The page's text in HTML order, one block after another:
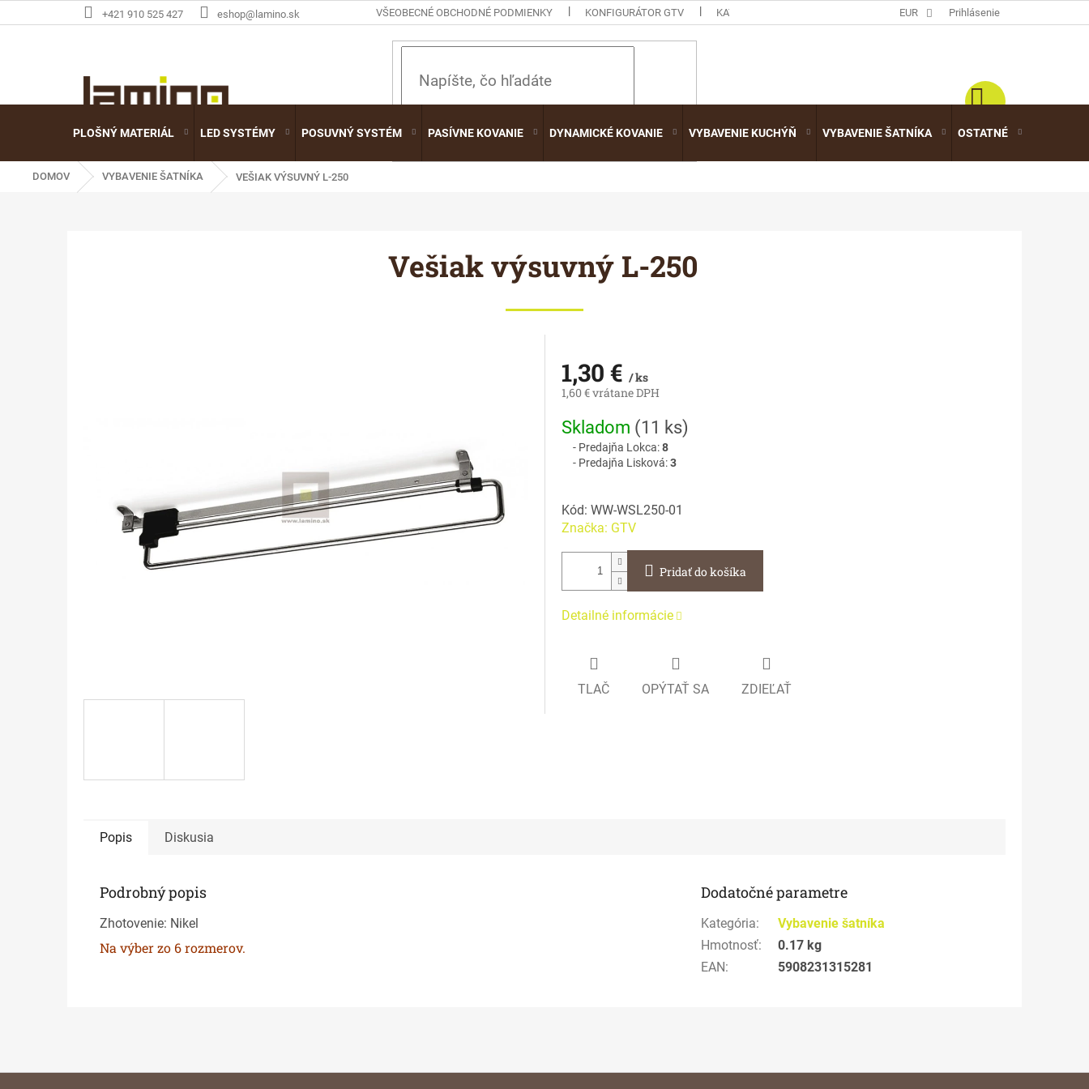
na
+421 910 525 427 eshop@lamino.sk VŠEOBECNÉ OBCHODNÉ PODMIENKY KONFIGURÁTOR GTV KATALÓGY EUR Prihlásenie
HĽADAŤ
PLOŠNÝ MATERIÁL LED SYSTÉMY POSUVNÝ SYSTÉM PASÍVNE KOVANIE DYNAMICKÉ KOVANIE VYBAVENIE KUCHÝŇ VYBAVENIE ŠATNÍKA OSTATNÉ
DOMOV VYBAVENIE ŠATNÍKA VEŠIAK VÝSUVNÝ L-250
Vešiak výsuvný L-250
1,30 € / ks
1,60 € vrátane DPH
Jednotková
cena:
Skladom (11 ks)
Predajňa Lokca:8
Predajňa Lisková:3
Kód: WW-WSL250-01
Značka: GTV
Pridať do košíka
Detailné informácie
TLAČ OPÝTAŤ SA ZDIEĽAŤ
Popis Diskusia
Podrobný popis
Zhotovenie: Nikel
Na výber zo 6 rozmerov.
Dodatočné parametre
Kategória:
Vybavenie šatníka
Hmotnosť:
0.17 kg
EAN: 5908231315281